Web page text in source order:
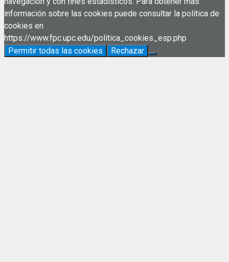
información sobre las cookies puede consultar la política de
cookies en
https://www.fpc.upc.edu/politica_cookies_esp.php
Permitir todas las cookies
Rechazar